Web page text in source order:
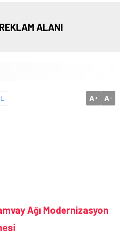
ALANI
A+ A-
Ağı Modernizasyon